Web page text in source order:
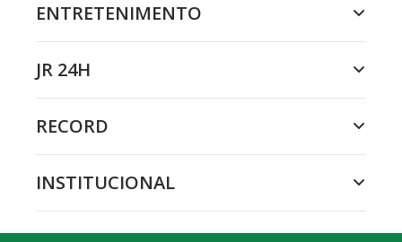
ENTRETENIMENTO
JR 24H
RECORD
INSTITUCIONAL